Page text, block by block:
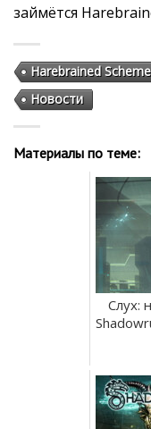
займётся
Harebrained
Новости
Материалы по теме:
Слух: